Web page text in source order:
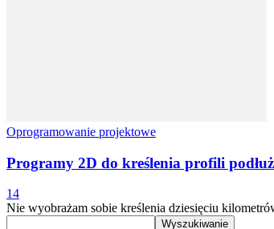
Oprogramowanie projektowe
Programy 2D do kreślenia profili
14
Nie wyobrażam sobie kreślenia dziesięciu